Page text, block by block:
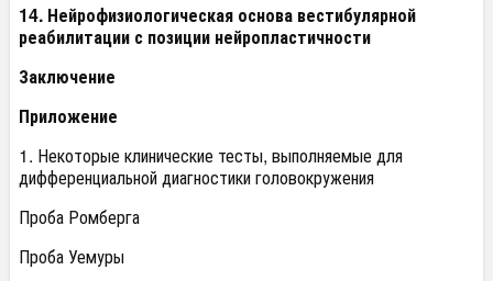
14. Нейрофизиологическая основа вестибулярной
реабилитации с позиции нейропластичности
Заключение
Приложение
1. Некоторые клинические тесты, выполняемые для
дифференциальной диагностики головокружения
Проба Ромберга
Проба Уемуры